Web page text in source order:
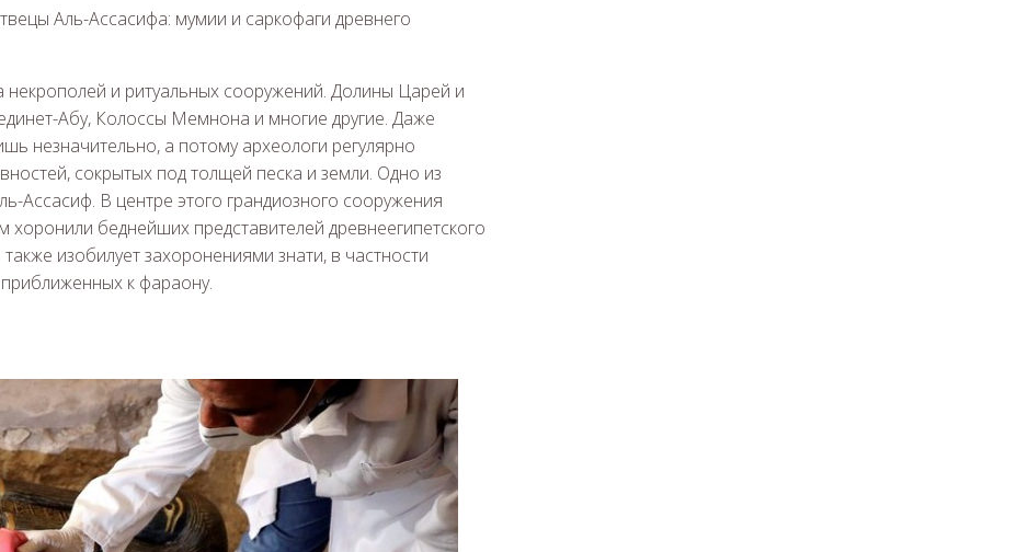
и ритуальных сооружений. Долины Царей и
Абу, Колоссы Мемнона и многие другие. Даже
незначительно, а потому археологи регулярно
сокрытых под толщей песка и земли. Одно из
Ассасиф. В центре этого грандиозного сооружения
беднейших представителей древнеегипетского
изобилует захоронениями знати, в частности
к фараону.